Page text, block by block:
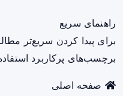
راهنمای سریع
برای پیدا کردن سریع‌تر
برچسب‌های پرکاربرد
صفحه اصلی